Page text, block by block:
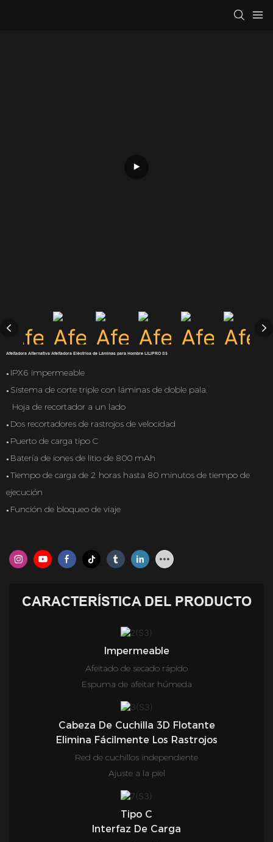
Afeitadora Alternativa Afeitadora Eléctrica de Láminas para Hombre LILIPRO S3
● IPX6 impermeable
● Sistema de corte triple con láminas de doble pala,
Hoja de recortador a un lado
● Dos recortadores de rastrojos de velocidad
● Puerto de carga tipo C
● Batería de iones de litio de 800 mAh
● Tiempo de carga de 2 horas hasta 80 minutos de tiempo de
ejecución
● Función de bloqueo de viaje
CARACTERÍSTICA DEL PRODUCTO
Impermeable
Afeitado de secado rápido
Espuma de afeitar húmeda
Cabeza De Cuchilla 3D Flotante
Elimina Fácilmente Los Rastrojos
Red de cuchillos independiente
Ajuste a la piel
Tipo C
Interfaz De Carga